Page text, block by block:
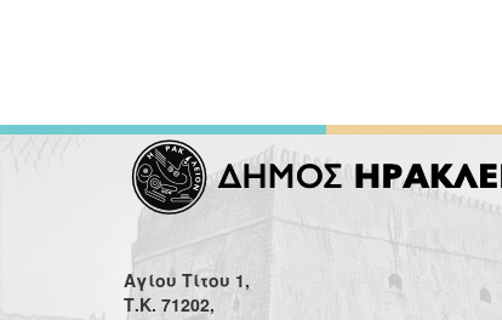
Αγίου Τίτου 1,
Τ.Κ. 71202,